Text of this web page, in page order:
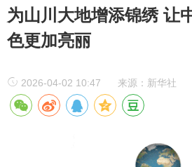
为山川大地增添锦绣 让
色更加亮丽
2026-04-02 10:47
来源：新华社